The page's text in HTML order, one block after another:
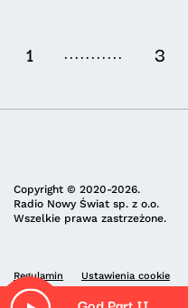
1 ........... 3
Copyright © 2020-2026.
Radio Nowy Świat sp. z o.o.
Wszelkie prawa zastrzeżone.
Regulamin Ustawienia cookie